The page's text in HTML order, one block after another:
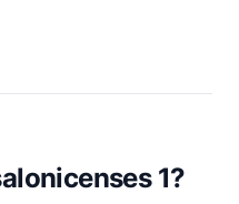
de una ética de
escrita para animar
por las cuales
1?